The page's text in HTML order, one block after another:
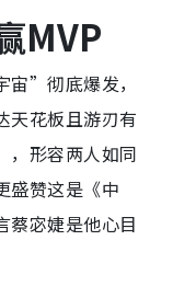
MVP
”彻底爆发，
天花板且游刃有
形容两人如同
盛赞这是《中
蔡宓婕是他心目